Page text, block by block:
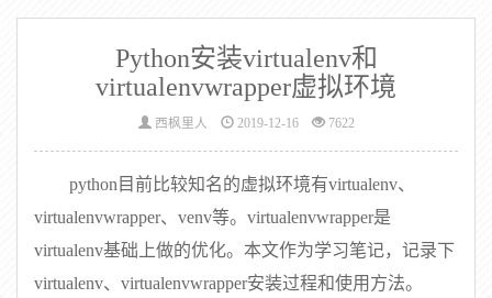
Python安装virtualenv和
virtualenvwrapper虚拟环境
西枫里人 2019-12-16 7622
python目前比较知名的虚拟环境有virtualenv、
virtualenvwrapper、venv等。virtualenvwrapper是
virtualenv基础上做的优化。本文作为学习笔记，记录下
virtualenv、virtualenvwrapper安装过程和使用方法。